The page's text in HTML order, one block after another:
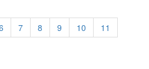
7 8 9 10
11